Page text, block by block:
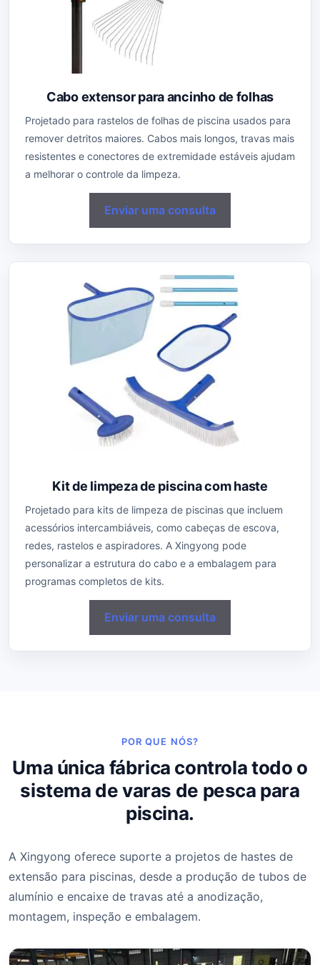
Cabo extensor para ancinho de folhas
Projetado para rastelos de folhas de piscina usados para
remover detritos maiores. Cabos mais longos, travas mais
resistentes e conectores de extremidade estáveis ajudam
a melhorar o controle da limpeza.
Enviar uma consulta
Kit de limpeza de piscina com haste
Projetado para kits de limpeza de piscinas que incluem
acessórios intercambiáveis, como cabeças de escova,
redes, rastelos e aspiradores. A Xingyong pode
personalizar a estrutura do cabo e a embalagem para
programas completos de kits.
Enviar uma consulta
POR QUE NÓS?
Uma única fábrica controla todo o
sistema de varas de pesca para
piscina.
A Xingyong oferece suporte a projetos de hastes de
extensão para piscinas, desde a produção de tubos de
alumínio e encaixe de travas até a anodização,
montagem, inspeção e embalagem.